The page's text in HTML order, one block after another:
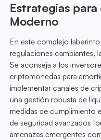
Estrategias para
Moderno
En este complejo
regulaciones cambiantes,
Se aconseja a los
criptomonedas para
implementar canales de
una gestión robusta de
medidas de cumplimiento
de seguridad avanzados
amenazas emergentes